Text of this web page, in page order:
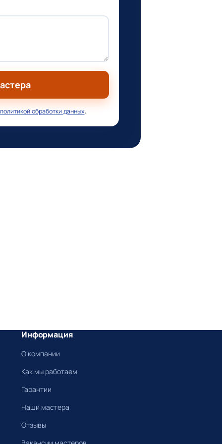
политикой обработки данных.
Информация
О компании
Как мы работаем
Гарантии
Наши мастера
Отзывы